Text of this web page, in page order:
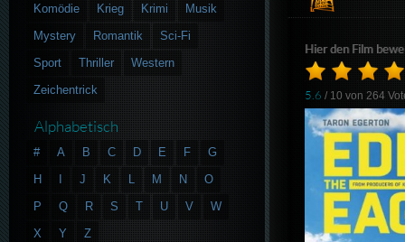
Hier den Film
5.6 / 10 von264
Komödie
Krieg Krimi
Musik
Mystery
Romantik
Sci-Fi
Sport
Thriller
Western
Zeichentrick
Alphabetisch
# A B C D E F
G
H
J K L M N
O
P
Q R S T U V
W
X
Y Z